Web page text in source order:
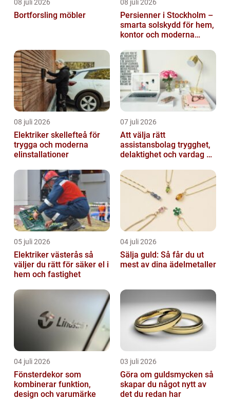
08 juli 2026
Bortforsling möbler
08 juli 2026
Persienner i Stockholm –
smarta solskydd för hem,
kontor och moderna
08 juli 2026
Elektriker skellefteå för
trygga och moderna
elinstallationer
07 juli 2026
Att välja rätt
assistansbolag trygghet,
delaktighet och vardag på
05 juli 2026
Elektriker västerås så
väljer du rätt för säker el i
hem och fastighet
04 juli 2026
Sälja guld: Så får du ut
mest av dina ädelmetaller
04 juli 2026
Fönsterdekor som
kombinerar funktion,
design och varumärke
03 juli 2026
Göra om guldsmycken så
skapar du något nytt av
det du redan har